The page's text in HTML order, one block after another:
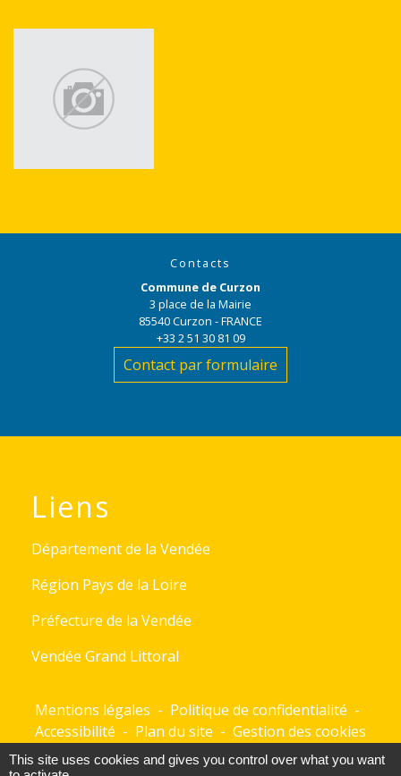
Contacts
Commune de Curzon
3 place de la Mairie
85540 Curzon - FRANCE
+33 2 51 30 81 09
Contact par formulaire
Liens
Département de la Vendée
Région Pays de la Loire
Préfecture de la Vendée
Vendée Grand Littoral
Mentions légales - Politique de confidentialité -
Accessibilité - Plan du site - Gestion des cookies
This site uses cookies and gives you control over what you want